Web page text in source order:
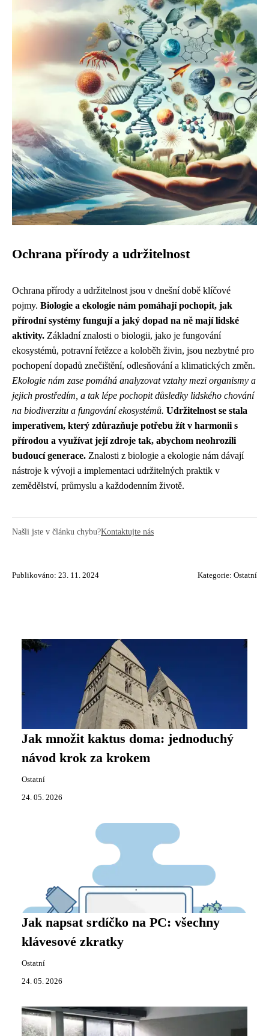
Ochrana přírody a udržitelnost
Ochrana přírody a udržitelnost jsou v dnešní době klíčové
pojmy. Biologie a ekologie nám pomáhají pochopit, jak
přírodní systémy fungují a jaký dopad na ně mají lidské
aktivity. Základní znalosti o biologii, jako je fungování
ekosystémů, potravní řetězce a koloběh živin, jsou nezbytné pro
pochopení dopadů znečištění, odlesňování a klimatických změn.
Ekologie nám zase pomáhá analyzovat vztahy mezi organismy a
jejich prostředím, a tak lépe pochopit důsledky lidského chování
na biodiverzitu a fungování ekosystémů. Udržitelnost se stala
imperativem, který zdůrazňuje potřebu žít v harmonii s
přírodou a využívat její zdroje tak, abychom neohrozili
budoucí generace. Znalosti z biologie a ekologie nám dávají
nástroje k vývoji a implementaci udržitelných praktik v
zemědělství, průmyslu a každodenním životě.
Našli jste v článku chybu?Kontaktujte nás
Publikováno: 23. 11. 2024 Kategorie: Ostatní
Jak množit kaktus doma: jednoduchý
návod krok za krokem
Ostatní
24. 05. 2026
Jak napsat srdíčko na PC: všechny
klávesové zkratky
Ostatní
24. 05. 2026